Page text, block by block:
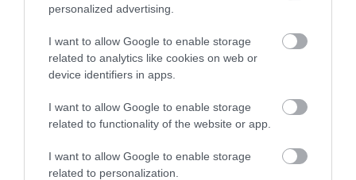
personalized advertising.
I want to allow Google to enable storage
related to analytics like cookies on web or
device identifiers in apps.
I want to allow Google to enable storage
related to functionality of the website or app.
I want to allow Google to enable storage
related to personalization.
Nagy erőkkel keresik a szomjazó gólyát megmentő
Árpádot
Magyar Péter: átfogó energiafejlesztési tervet fogadott el a
kormány